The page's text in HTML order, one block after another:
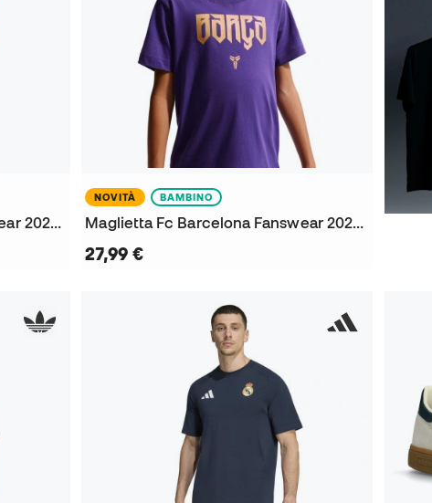
Maglietta Fc Barcelona Fanswear 2026-2027
NOVITÀ BAMBINO
Maglietta Fc Barcelona Fanswear 2026-2027 Niño
27,99 €